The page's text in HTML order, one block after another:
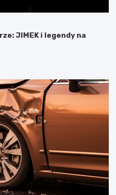
JIMEK i legendy na